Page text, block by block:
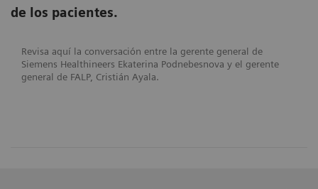
de los pacientes.
Revisa aquí la conversación entre la gerente general de
Siemens Healthineers Ekaterina Podnebesnova y el gerente
general de FALP, Cristián Ayala.